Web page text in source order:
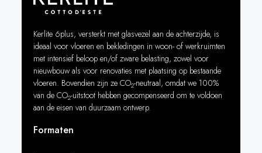
Kerlite 6plus, versterkt met glasvezel aan de achterzijde, is
ideaal voor vloeren en bekledingen in woon- of werkruimten
met intensief beloop en/of zware belasting, zowel voor
nieuwbouw als voor renovaties met plaatsing op bestaande
vloeren. Bovendien zijn ze CO2-neutraal, omdat we 100%
van de CO2-uitstoot hebben gecompenseerd om te voldoen
aan de eisen van duurzaam ontwerp.
Formaten